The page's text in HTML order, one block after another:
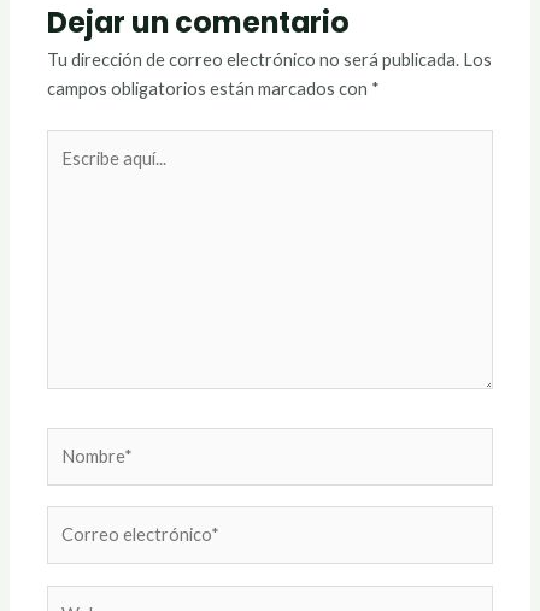
Dejar un comentario
Tu dirección de correo electrónico no será publicada. Los
campos obligatorios están marcados con *